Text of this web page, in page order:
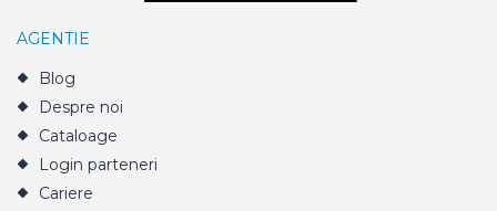
AGENTIE
Blog
Despre noi
Cataloage
Login parteneri
Cariere